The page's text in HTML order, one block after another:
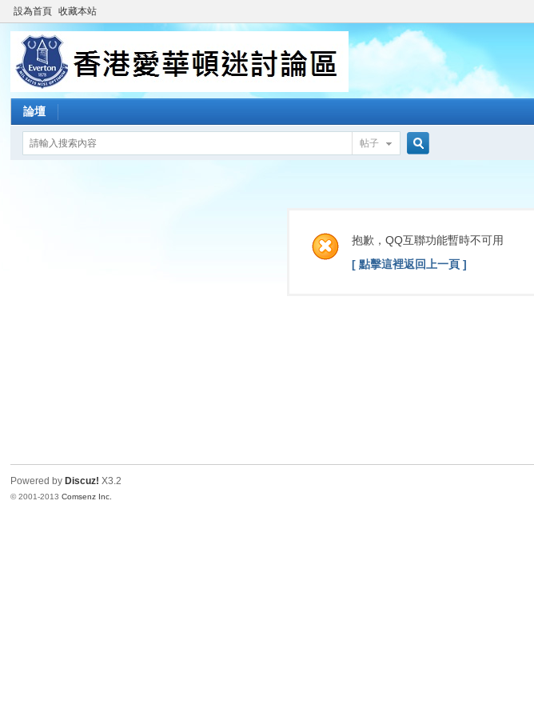
設為首頁 收藏本站
論壇
帖子
索
抱歉，QQ互聯功能暫時不可用
[ 點擊這裡返回上一頁 ]
Powered by Discuz! X3.2
© 2001-2013Comsenz Inc.